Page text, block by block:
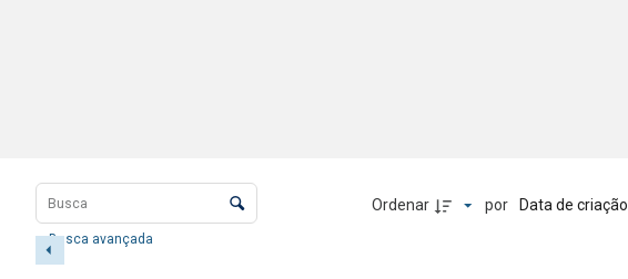
Lista de itens
Controle de ordenação e visualização
Busca avançada
Ordenar por Data de criação